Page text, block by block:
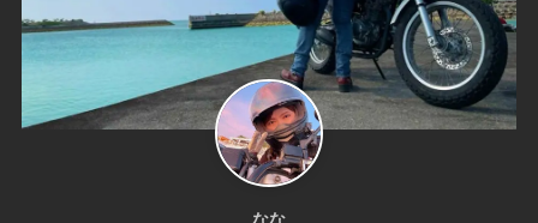
なな